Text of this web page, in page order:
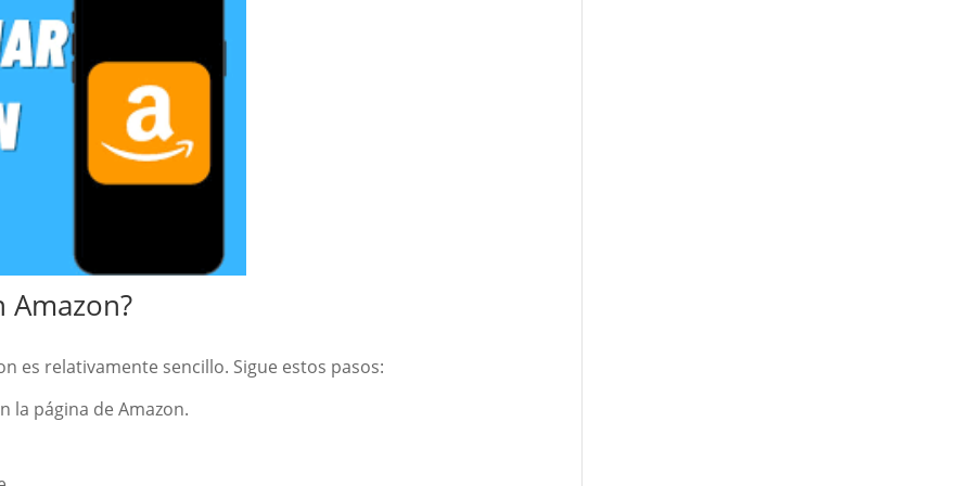
Amazon?
es relativamente sencillo. Sigue estos pasos:
la página de Amazon.